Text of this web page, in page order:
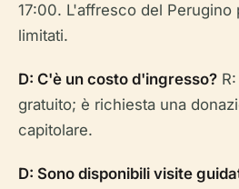
17:00. L'affresco del Perugino
limitati.
D: C'è un costo d'ingresso?
gratuito; è richiesta una
capitolare.
D: Sono disponibili visite